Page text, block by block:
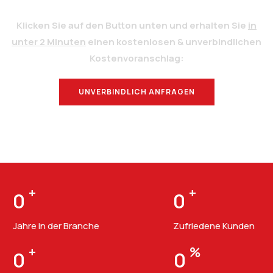
Klicken Sie auf den Button unten und erhalten Sie in
unter 2 Minuten einen kostenlosen & unverbindlichen
Kostenvoranschlag:
UNVERBINDLICH ANFRAGEN
0 +
Jahre in der Branche
0 +
Zufriedene Kunden
0 + 0 %